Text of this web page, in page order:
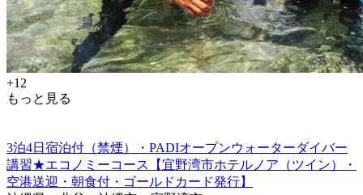
+12
もっと見る
3泊4日宿泊付（禁煙）・PADIオープンウォーターダイバー
講習★エコノミーコース【宜野湾市ホテルノア（ツイン）・
空港送迎・朝食付・ゴールドカード発行】